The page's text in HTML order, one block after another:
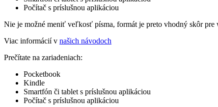
Počítač s príslušnou aplikáciou
Nie je možné meniť veľkosť písma, formát je preto vhodný skôr pre
Viac informácií v našich návodoch
Prečítate na zariadeniach:
Pocketbook
Kindle
Smartfón či tablet s príslušnou aplikáciou
Počítač s príslušnou aplikáciou